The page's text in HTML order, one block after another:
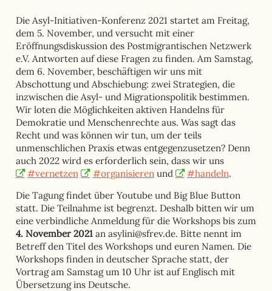
Die Asyl-Initiativen-Konferenz 2021 startet am Freitag,
dem 5. November, und versucht mit einer
Eröffnungsdiskussion des Postmigrantischen Netzwerk
e.V. Antworten auf diese Fragen zu finden. Am Samstag,
dem 6. November, beschäftigen wir uns mit
Abschottung und Abschiebung: zwei Strategien, die
inzwischen die Asyl- und Migrationspolitik bestimmen.
Wir loten die Möglichkeiten aktiven Handelns für
Demokratie und Menschenrechte aus. Was sagt das
Recht und was können wir tun, um der teils
unmenschlichen Praxis etwas entgegenzusetzen? Denn
auch 2022 wird es erforderlich sein, dass wir uns
#vernetzen
#organisieren und #handeln.
Die Tagung findet über Youtube und Big Blue Button
statt. Die Teilnahme ist begrenzt. Deshalb bitten wir um
eine verbindliche Anmeldung für die Workshops bis zum
4. November 2021an asylini@sfrev.de. Bitte nennt im
Betreff den Titel des Workshops und euren Namen. Die
Workshops finden in deutscher Sprache statt, der
Vortrag am Samstag um 10 Uhr ist auf Englisch mit
Übersetzung ins Deutsche.